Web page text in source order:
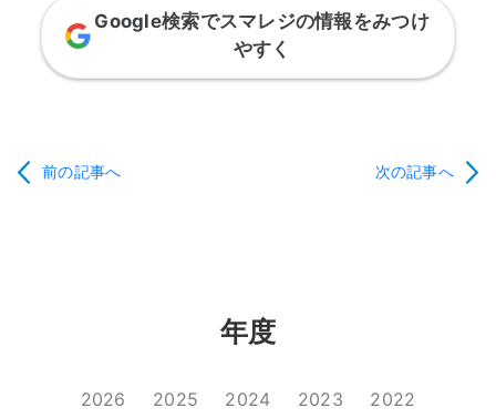
Google検索でスマレジの情報をみつけ
やすく
前の記事へ 次の記事へ
年度
2026 2025 2024 2023 2022